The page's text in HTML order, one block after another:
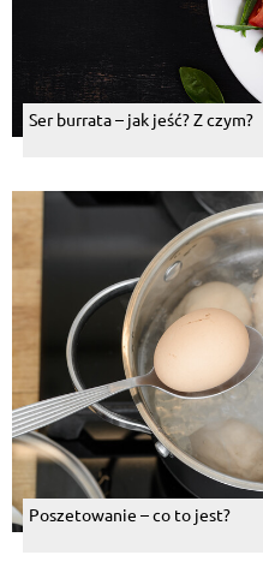
Ser burrata – jak jeść? Z czym?
Poszetowanie – co to jest?